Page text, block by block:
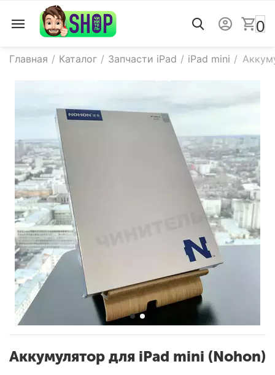
0
Главная / Каталог / Запчасти iPad / iPad mini /
Аккумулятор для iPad mini (Nohon)